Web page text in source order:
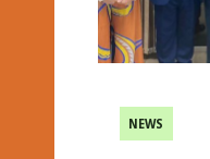
NEWS